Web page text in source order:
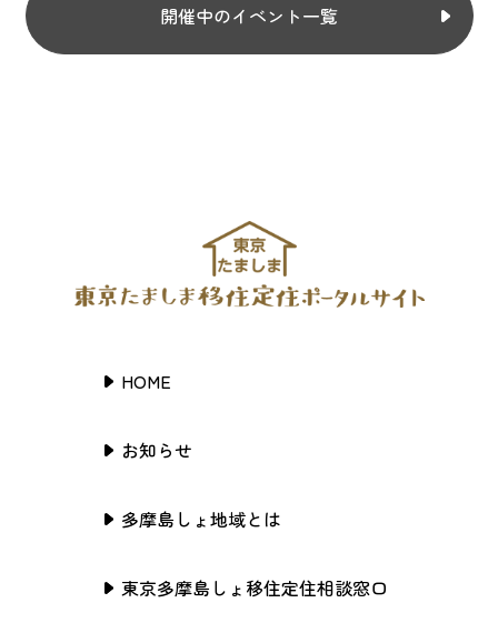
開催中のイベント一覧
HOME
お知らせ
多摩島しょ地域とは
東京多摩島しょ移住定住相談窓口